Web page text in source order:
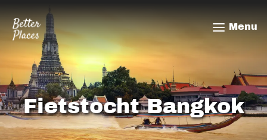
Overslaan
en
naar
de
inhoud
gaan
Fietstocht Bangkok
Menu